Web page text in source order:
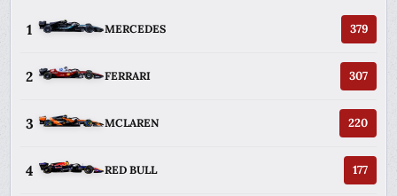
1 MERCEDES 379
2 FERRARI 307
3 MCLAREN 220
4 RED BULL 177